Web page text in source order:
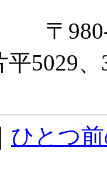
〒
平5029、
ひとつ